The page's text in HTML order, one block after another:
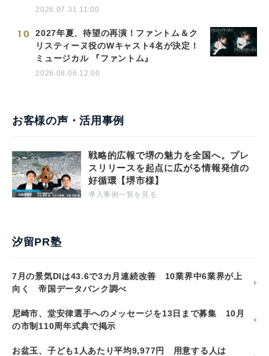
2026.07.31 11:00
10
2027年夏、待望の再演！ファントム＆ク
リスティーヌ役のWキャスト4名が決定！
ミュージカル 『ファントム』
2026.08.06 12:00
お客様の声・活用事例
戦略的広報で堺の魅力を全国へ。プレ
スリリースを起点に広がる情報発信の
好循環【堺市様】
導入事例一覧を見る
汐留PR塾
7月の景気DIは43.6で3カ月連続改善 10業界中6業界が上
向く 帝国データバンク調べ
尼崎市、堂安律選手へのメッセージを13日まで募集 10月
の市制110周年式典で掲示
お盆玉、子ども1人あたり平均9,977円 用意する人は